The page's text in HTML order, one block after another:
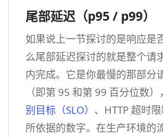
尾部延迟（p95 / p99）
如果说上一节探讨的是响应是
么尾部延迟探讨的就是整个请
内完成。它是你最慢的那部分
（即第 95 和第 99 百分位数
别目标（SLO） 、HTTP 超时
所依据的数字。在生产环境的